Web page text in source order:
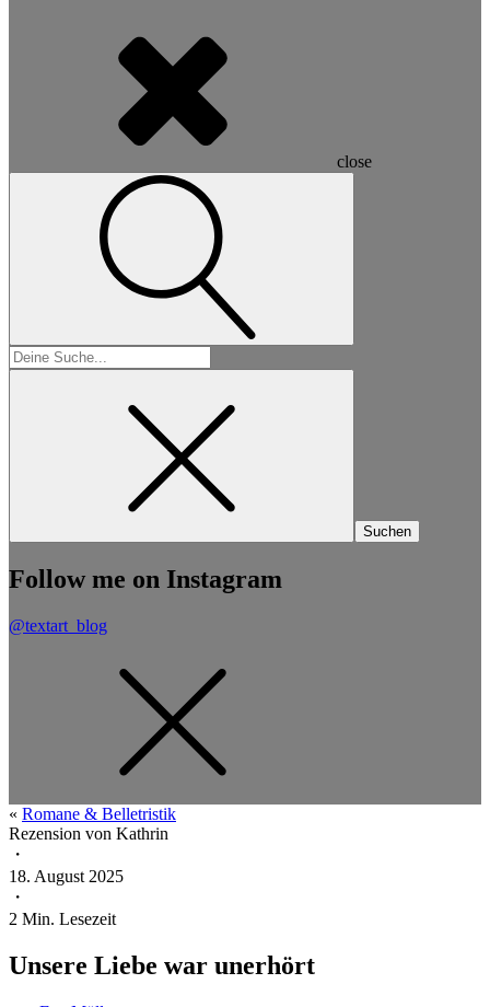
close
Suchen
nach:
Follow me on Instagram
@textart_blog
« Romane & Belletristik
Rezension von Kathrin
・
18. August 2025
・
2 Min. Lesezeit
Unsere Liebe war unerhört